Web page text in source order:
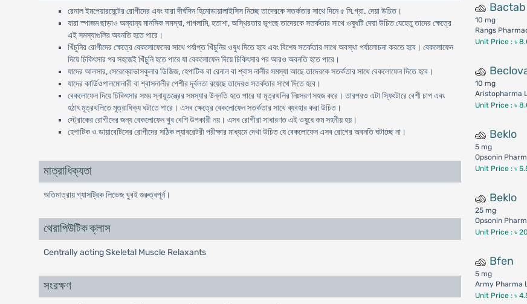
রেনাল ইমপেয়ারমেন্টের রোগীদের এবং যারা দীর্ঘদিন হিমোডায়ালাইসিস নিচ্ছে তাদেরকে সতর্কতার সাথে দিনে ৫ মি.গ্রা. দেয়া উচিত।
যারা স্পাজম ছাড়াও অন্যান্য মানসিক সমস্যা, পাগলামি, হতাশা, অস্থিরতায় ভূগছে তাদেরকে সতর্কতার সাথে ওষুধটি দেয়া উচিত যেহেতু তাদের ক্ষেত্রে
এই সমস্যাগুলির অবনতি হতে পারে।
খিঁচুনির রোগীদের ক্ষেত্রে বেকলোফেনের সাথে পর্যাপ্ত খিঁচুনির ওষুধ দিতে হবে এবং বিশেষ সতর্কতার সাথে অবস্থা পর্যালোচনা করতে হবে। বেকলোফেন
দিয়ে চিকিৎসার পর সহজেই খিঁচুনি হতে পারে যা বেকলোফেন দিয়ে চিকিৎসার পর আরও অবনতি হতে পারে।
যাদের আলসার, সেরেব্রোভাসকুলার ডিজিজ, হেপাটিক বা রেনাল বা শ্বাস নালীর সমস্যা আছে তাদেরকে সতর্কতার সাথে বেকলোফেন দিতে হবে।
যাদের কার্ডিওপালমোনারী বা শ্বাসনালীর পেশীর দূর্বলতা রয়েছে তাদেরও সতর্কতার সাথে দিতে হবে।
বেকলোফেন দিয়ে চিকিৎসার সময় স্নায়ূতন্ত্রের সমস্যার উন্নতি হতে পারে যা মূত্রথলির নিঃসরণ সহজ করে। তারপরও এটা স্ফিংটারে বেশী চাপ এবং
হঠাৎ মূত্রথলিতে মূত্রাধিক্য ঘটাতে পারে। এসব ক্ষেত্রে বেকলোফেন সতর্কতার সাথে ব্যবহার করা উচিত।
স্ট্রোকের রোগীদের জন্য বেকলোফেন খুব বেশি উপকারী নয়। এসব রোগীরা সাধারণত এই ওষুধে কম সহনীয় হয়।
হেপাটিক ও ডায়াবেটিসের রোগীদের সঠিক ল্যাবরেটরী পরীক্ষার মাধ্যমে দেখা উচিত যে বেকলোফেন এসব রোগের অবনতি ঘটাচ্ছে না।
মাত্রাধিক্যতা
অতিমাত্রায় গ্যাসট্রিক লিভেজ খুবই গুরুত্বপূর্ন।
থেরাপিউটিক ক্লাস
Centrally acting Skeletal Muscle Relaxants
সংরক্ষণ
Bactab
10 mg
Rangs
Unit Price : ৳
10 mg
Aristopharma
Unit Price : ৳
Beklo
5 mg
Opsonin
Unit Price : ৳
Beklo
25 mg
Opsonin
Unit Price : ৳
Bfen
5 mg
Army Pharma
Unit Price : ৳